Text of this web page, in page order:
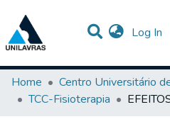
Log In
Communities
All of
Home
TCC-Fisioterapia